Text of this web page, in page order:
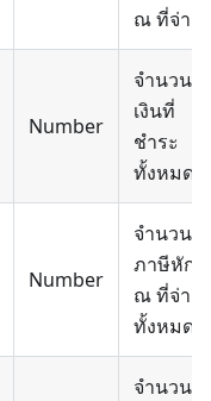
ณ ที่จ่าย
Number
จำนวน
เงินที่
ชำระ
ทั้งหมด
Number
จำนวน
ภาษีหัก
ณ ที่จ่าย
ทั้งหมด
จำนวน